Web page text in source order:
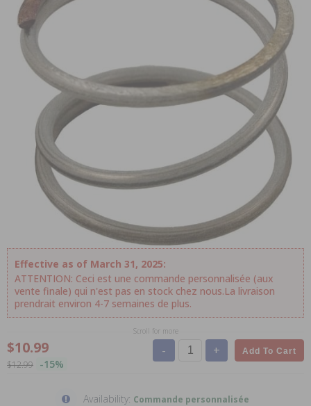
Effective as of March 31, 2025:
ATTENTION: Ceci est une commande personnalisée (aux
vente finale) qui n'est pas en stock chez nous.La livraison
prendrait environ 4-7 semaines de plus.
Scroll for more
$10.99
$12.99 -15%
- + Add To Cart
Availability: Commande personnalisée